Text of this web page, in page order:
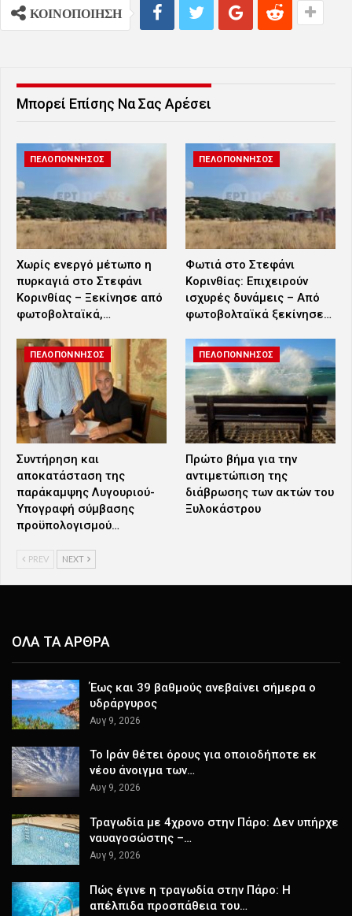
ΚΟΙΝΟΠΟΙΗΣΗ
Μπορεί Επίσης Να Σας Αρέσει
ΠΕΛΟΠΟΝΝΗΣΟΣ
Χωρίς ενεργό μέτωπο η
πυρκαγιά στο Στεφάνι
Κορινθίας – Ξεκίνησε από
φωτοβολταϊκά,…
ΠΕΛΟΠΟΝΝΗΣΟΣ
Φωτιά στο Στεφάνι
Κορινθίας: Επιχειρούν
ισχυρές δυνάμεις – Από
φωτοβολταϊκά ξεκίνησε…
ΠΕΛΟΠΟΝΝΗΣΟΣ
Συντήρηση και
αποκατάσταση της
παράκαμψης Λυγουριού-
Υπογραφή σύμβασης
προϋπολογισμού…
ΠΕΛΟΠΟΝΝΗΣΟΣ
Πρώτο βήμα για την
αντιμετώπιση της
διάβρωσης των ακτών του
Ξυλοκάστρου
PREV NEXT
ΟΛΑ ΤΑ ΑΡΘΡΑ
Έως και 39 βαθμούς ανεβαίνει σήμερα ο
υδράργυρος
Αυγ 9, 2026
Το Ιράν θέτει όρους για οποιοδήποτε εκ
νέου άνοιγμα των…
Αυγ 9, 2026
Τραγωδία με 4χρονο στην Πάρο: Δεν υπήρχε
ναυαγοσώστης –…
Αυγ 9, 2026
Πώς έγινε η τραγωδία στην Πάρο: Η
απέλπιδα προσπάθεια του…